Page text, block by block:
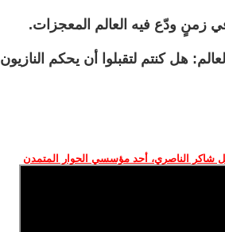
زمنٍ ودّع فيه العالم المعجزات.
هل كنتم لتقبلوا أن يحكم النازيون
شاكر الناصري، أحد مؤسسي الحوار المتمدن